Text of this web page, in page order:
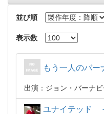
並び順
表示数
もう一人のバー
出演：ジョン・バーナビ
ユナイテッド